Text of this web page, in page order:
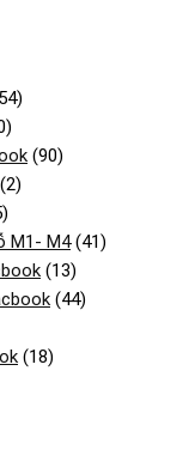
(90)
(2)
M1- M4(41)
(13)
(44)
(18)